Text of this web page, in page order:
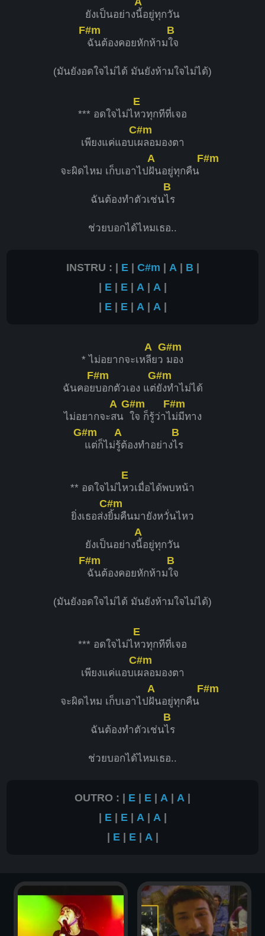
ยังเป็นอย่างนี้อยู่ทุกวัน
F#m
ฉันต้องคอยหักห้าม
B
ใจ
(มันยังอดใจไม่ได้ มันยังห้ามใจไม่ได้)
*** อดใจไม่ไ
E
หวทุกทีที่เจอ
เพียงแค่แอบเ
C#m
ผลอมองตา
จะผิดไหม เก็บเอาไป
A
ฝันอยู่ทุกคืน
F#m
ฉันต้องทำตัวเช่น
B
ไร
ช่วยบอกได้ไหมเธอ..
INSTRU : | E| C#m | A| B |
| E| E| A| A|
| E| E| A| A|
* ไม่อยากจะเห
A
ลียว
G#m
มอง
ฉันคอย
F#m
บอกตัวเอง แต่
G#m
ยังทำไม่ได้
ไม่อยากจะ
A
สน
G#m
ใจ ก็รู้ว่าไ
F#m
ม่มีทาง
G#m
แต่ก็ไม่
A
รู้ต้องทำอย่าง
B
ไร
** อดใจไม่ไ
E
หวเมื่อได้พบหน้า
ยิ่งเธอส่ง
C#m
ยิ้มคืนมายังหวั่นไหว
ยังเป็นอย่าง
A
นี้อยู่ทุกวัน
F#m
ฉันต้องคอยหักห้าม
B
ใจ
(มันยังอดใจไม่ได้ มันยังห้ามใจไม่ได้)
*** อดใจไม่ไ
E
หวทุกทีที่เจอ
เพียงแค่แอบเ
C#m
ผลอมองตา
จะผิดไหม เก็บเอาไป
A
ฝันอยู่ทุกคืน
F#m
ฉันต้องทำตัวเช่น
B
ไร
ช่วยบอกได้ไหมเธอ..
OUTRO : | E | E | A | A |
| E| E| A| A|
| E| E| A|